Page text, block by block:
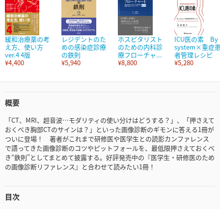
緩和治療薬の考
え方、使い方
ver.4 4版
¥4,400
レジデントのた
めの感染症診療
の鉄則
¥5,940
ホスピタリスト
のための内科診
療フローチャ...
¥8,800
ICU医の素 By
system×重症
者管理レシピ
¥5,280
概要
「CT、MRI、超音波…モダリティの使い分けはどうする？」、「押さえて
おくべき胸部CTのサインは？」といった画像診断のギモンに答える1冊が
ついに登場！ 著者がこれまで研修医や医学生との読影カンファレンス
で語ってきた画像診断のコツやピットフォールを、最低限押さえておくべ
き“鉄則”としてまとめて披露する。好評発売中の『医学生・研修医のため
の画像診断リファレンス』と合わせて読みたい1冊！
目次